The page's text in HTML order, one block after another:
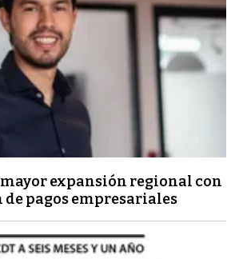
expansión regional con
de pagos empresariales